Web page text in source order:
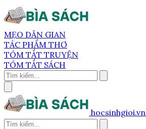
MẸO DÂN GIAN
TÁC PHẨM THƠ
TÓM TẮT TRUYỆN
TÓM TẮT SÁCH
hocsinhgioi.vn